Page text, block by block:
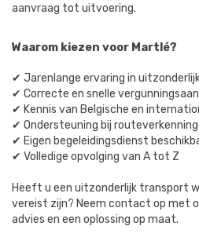
aanvraag tot uitvoering.
Waarom kiezen voor Martlé?
✔ Jarenlange ervaring in
✔ Correcte en snelle
✔ Kennis van Belgische en
✔ Ondersteuning bij
✔ Eigen begeleidingsdienst
✔ Volledige opvolging van A tot Z
Heeft u een uitzonderlijk transport
vereist zijn? Neem contact op met
advies en een oplossing op maat.